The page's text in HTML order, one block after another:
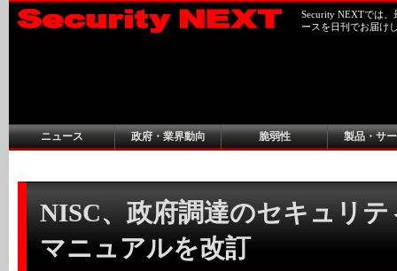
Security NEXTでは
ースを日刊でお届け
ニュース 政府・業界動向 脆弱性 製品・サ
NISC、政府調達のセキュリテ
マニュアルを改訂